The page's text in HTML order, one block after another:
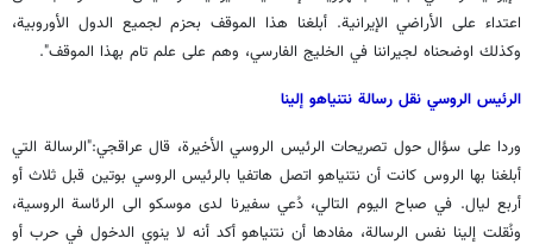
اعتداء على الأراضي الإيرانية. أبلغنا هذا الموقف بحزم لجميع الدول الأوروبية،
وكذلك اوضحناه لجيراننا في الخليج الفارسي، وهم على علم تام بهذا الموقف".
الرئيس الروسي نقل رسالة نتنياهو إلينا
وردا على سؤال حول تصريحات الرئيس الروسي الأخيرة، قال عراقجي:"الرسالة التي
أبلغنا بها الروس كانت أن نتنياهو اتصل هاتفيا بالرئيس الروسي بوتين قبل ثلاث أو
أربع ليال. في صباح اليوم التالي، دُعي سفيرنا لدى موسكو الى الرئاسة الروسية،
ونُقلت إلينا نفس الرسالة، مفادها أن نتنياهو أكد أنه لا ينوي الدخول في حرب أو